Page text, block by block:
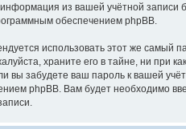
из вашей учётной записи
обеспечением phpBB.
использовать этот же самый
храните его в тайне, ни при
вы забудете ваш пароль к вашей
phpBB. Вам будет необходимо